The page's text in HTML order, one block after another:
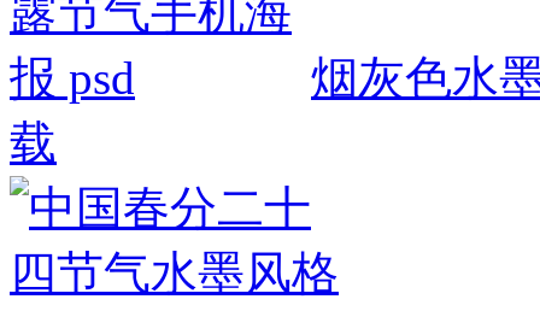
烟灰色水
载